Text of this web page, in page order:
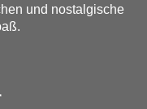
und nostalgische